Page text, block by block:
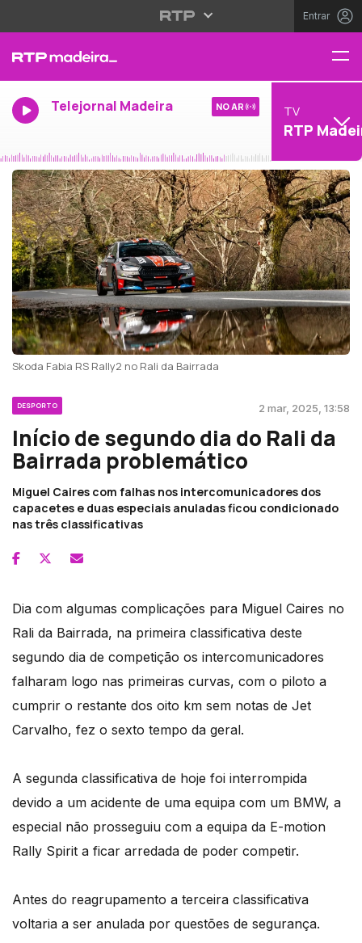
Entrar
Telejornal Madeira NO AR TV
RTP
Skoda Fabia RS Rally2 no Rali da Bairrada
DESPORTO 2 mar, 2025, 13:58
Início de segundo dia do Rali da
Bairrada problemático
Miguel Caires com falhas nos intercomunicadores dos
capacetes e duas especiais anuladas ficou condicionado
nas três classificativas
Dia com algumas complicações para Miguel Caires no
Rali da Bairrada, na primeira classificativa deste
segundo dia de competição os intercomunicadores
falharam logo nas primeiras curvas, com o piloto a
cumprir o restante dos oito km sem notas de Jet
Carvalho, fez o sexto tempo da geral.
A segunda classificativa de hoje foi interrompida
devido a um acidente de uma equipa com um BMW, a
especial não prosseguiu com a equipa da E-motion
Rally Spirit a ficar arredada de poder competir.
Antes do reagrupamento a terceira classificativa
voltaria a ser anulada por questões de segurança.